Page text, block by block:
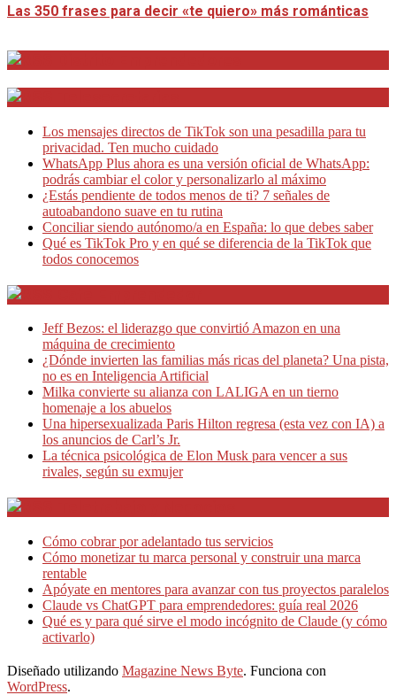
Las 350 frases para decir «te quiero» más románticas
Los mensajes directos de TikTok son una pesadilla para tu
privacidad. Ten mucho cuidado
WhatsApp Plus ahora es una versión oficial de WhatsApp:
podrás cambiar el color y personalizarlo al máximo
¿Estás pendiente de todos menos de ti? 7 señales de
autoabandono suave en tu rutina
Conciliar siendo autónomo/a en España: lo que debes saber
Qué es TikTok Pro y en qué se diferencia de la TikTok que
todos conocemos
Jeff Bezos: el liderazgo que convirtió Amazon en una
máquina de crecimiento
¿Dónde invierten las familias más ricas del planeta? Una pista,
no es en Inteligencia Artificial
Milka convierte su alianza con LALIGA en un tierno
homenaje a los abuelos
Una hipersexualizada Paris Hilton regresa (esta vez con IA) a
los anuncios de Carl’s Jr.
La técnica psicológica de Elon Musk para vencer a sus
rivales, según su exmujer
Cómo cobrar por adelantado tus servicios
Cómo monetizar tu marca personal y construir una marca
rentable
Apóyate en mentores para avanzar con tus proyectos paralelos
Claude vs ChatGPT para emprendedores: guía real 2026
Qué es y para qué sirve el modo incógnito de Claude (y cómo
activarlo)
Diseñado utilizando Magazine News Byte. Funciona con
WordPress.